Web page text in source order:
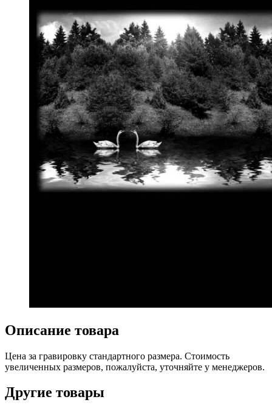
Описание товара
Цена за гравировку стандартного размера. Стоимость
увеличенных размеров, пожалуйста, уточняйте у менеджеров.
Другие товары